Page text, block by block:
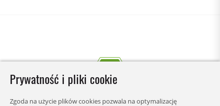
Prywatność i pliki cookie
Zgoda na użycie plików cookies pozwala na optymalizację